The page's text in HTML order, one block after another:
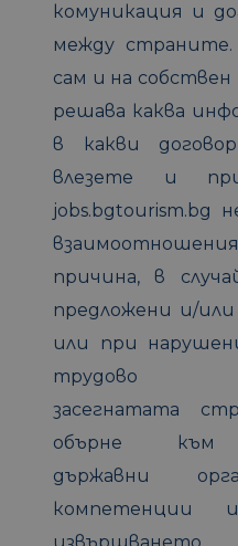
комуникация и
между
сам и на
решава каква
в какви
влезете и
jobs.bgtourism.bg
причина, в
предложени и/или
или при
трудово
засегнатата
обърне към
държавни
компетенции